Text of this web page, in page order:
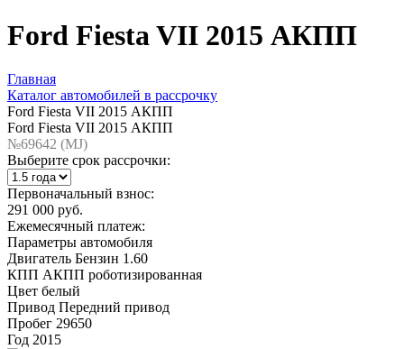
Ford Fiesta VII 2015 АКПП
Главная
Каталог автомобилей в рассрочку
Ford Fiesta VII 2015 АКПП
Ford Fiesta VII 2015 АКПП
№69642 (МJ)
Выберите срок рассрочки:
Первоначальный взнос:
291 000 руб.
Ежемесячный платеж:
Параметры автомобиля
Двигатель Бензин 1.60
КПП АКПП роботизированная
Цвет белый
Привод Передний привод
Пробег 29650
Год 2015